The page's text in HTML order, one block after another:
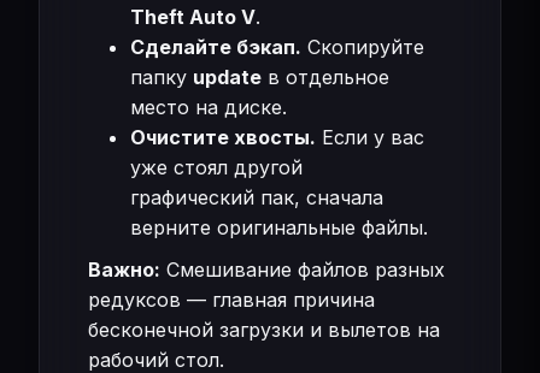
Theft Auto V.
Сделайте бэкап. Скопируйте
папку update в отдельное
место на диске.
Очистите хвосты. Если у вас
уже стоял другой
графический пак, сначала
верните оригинальные файлы.
Важно: Смешивание файлов разных
редуксов — главная причина
бесконечной загрузки и вылетов на
рабочий стол.